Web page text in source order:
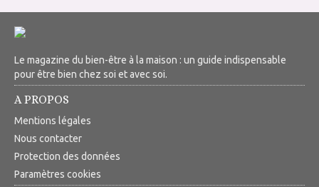
Le magazine du bien-être à la maison : un guide indispensable
pour être bien chez soi et avec soi.
A PROPOS
Mentions légales
Nous contacter
Protection des données
Paramètres cookies